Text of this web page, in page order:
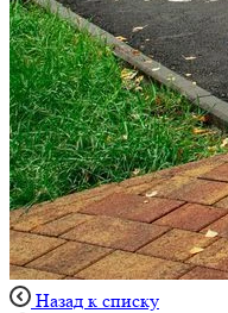
Назад к списку